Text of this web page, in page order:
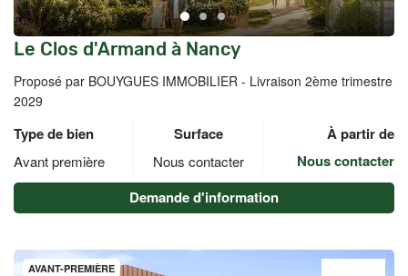
Le Clos d'Armand à Nancy
Proposé par BOUYGUES IMMOBILIER - Livraison 2ème trimestre
2029
Type de bien Surface À partir de
Avant première Nous contacter
Nous contacter
Demande d'information
AVANT-PREMIÈRE